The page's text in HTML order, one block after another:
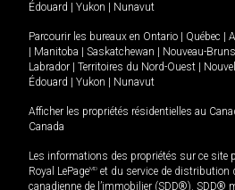
Édouard
Yukon Nunavut
Parcourir les bureaux en Ontario Québec
Manitoba Saskatchewan Nouveau-
Labrador
Territoires du Nord-Ouest
Édouard
Yukon Nunavut
Afficher les propriétés résidentielles au
Canada
Les informations des propriétés sur ce site
Royal LePageMD et du service de distribution
canadienne de l’immobilier (SDD®). SDD®